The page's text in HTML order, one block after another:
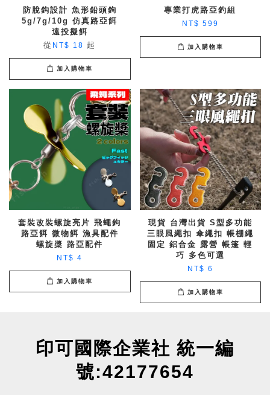
防脫鈎設計 魚形鉛頭鉤
5g/7g/10g 仿真路亞餌
遠投擬餌
從 NT$ 18 起
加入購物車
專業打虎路亞釣組
NT$ 599
加入購物車
套裝改裝螺旋亮片 飛蠅鉤
路亞餌 微物餌 漁具配件
螺旋槳 路亞配件
NT$ 4
加入購物車
現貨 台灣出貨 S型多功能
三眼風繩扣 傘繩扣 帳棚繩
固定 鋁合金 露營 帳篷 輕
巧 多色可選
NT$ 6
加入購物車
印可國際企業社 統一編
號:42177654